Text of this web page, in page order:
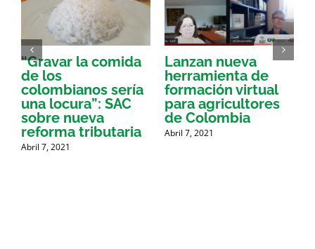
“Gravar la comida
de los
colombianos sería
una locura”: SAC
sobre nueva
reforma tributaria
Abril 7, 2021
Lanzan nueva
herramienta de
formación virtual
para agricultores
de Colombia
Abril 7, 2021